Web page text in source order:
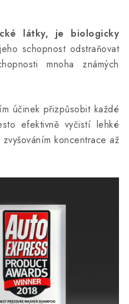
látky, je biologicky
schopnost odstraňovat
mnoha známých
účinek přizpůsobit každé
efektivně vyčistí lehké
koncentrace až